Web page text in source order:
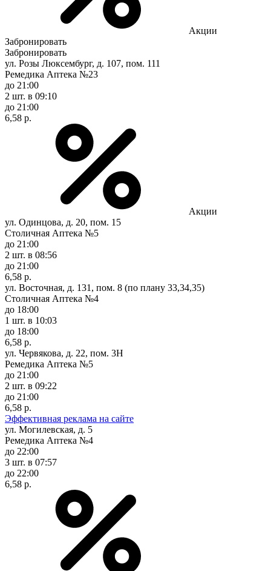
Акции
Забронировать
Забронировать
ул. Розы Люксембург, д. 107, пом. 111
Ремедика Аптека №23
до 21:00
2 шт. в 09:10
до 21:00
6,58 р.
Акции
ул. Одинцова, д. 20, пом. 15
Столичная Аптека №5
до 21:00
2 шт. в 08:56
до 21:00
6,58 р.
ул. Восточная, д. 131, пом. 8 (по плану 33,34,35)
Столичная Аптека №4
до 18:00
1 шт. в 10:03
до 18:00
6,58 р.
ул. Червякова, д. 22, пом. 3Н
Ремедика Аптека №5
до 21:00
2 шт. в 09:22
до 21:00
6,58 р.
Эффективная реклама на сайте
ул. Могилевская, д. 5
Ремедика Аптека №4
до 22:00
3 шт. в 07:57
до 22:00
6,58 р.